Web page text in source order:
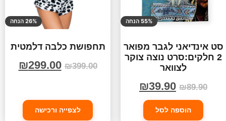
55% הנחה
סט אינדיאני לגבר מפואר
2 חלקים:סרט נוצה צוקר
לצוואר
₪89.90
₪39.90
הוספה לסל
26% הנחה
תחפושת כלבה דלמטית
₪399.00
₪299.00
לצפייה ורכישה